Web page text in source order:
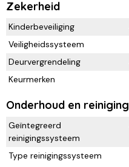
Zekerheid
Kinderbeveiliging
Veiligheidssysteem
Deurvergrendeling
Keurmerken
Onderhoud en reiniging
Geïntegreerd
reinigingssysteem
Type reinigingssysteem